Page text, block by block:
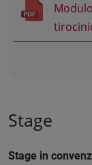
Stage
Stage in